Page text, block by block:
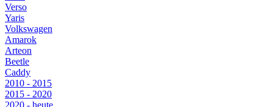
Verso
Yaris
Volkswagen
Amarok
Arteon
Beetle
Caddy
2010 - 2015
2015 - 2020
2020 - heute